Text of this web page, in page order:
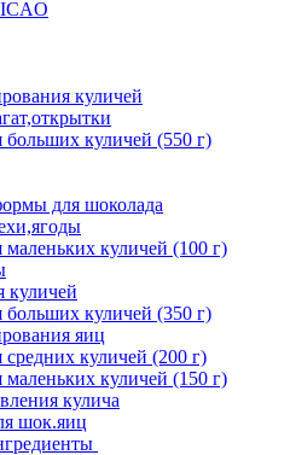
куличей
куличей (550 г)
для шоколада
куличей (100 г)
куличей
куличей (350 г)
яиц
куличей (200 г)
куличей (150 г)
кулича
шок.яиц